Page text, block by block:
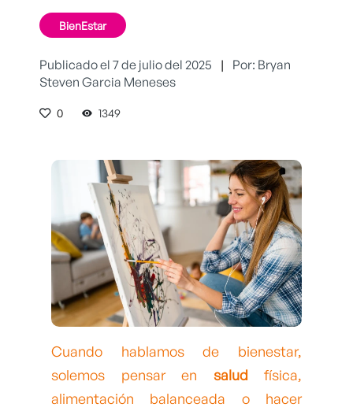
BienEstar
Publicado el 7 de julio del 2025 |
Por: Bryan
Steven Garcia Meneses
0 1349
Cuando hablamos de bienestar,
solemos pensar en saludfísica,
alimentación balanceada o hacer